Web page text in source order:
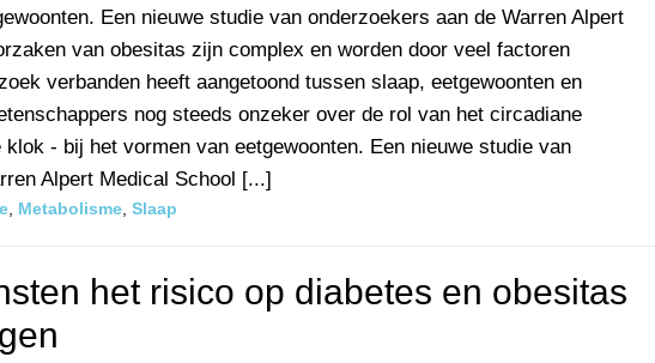
Een nieuwe studie van onderzoekers aan de Warren Alpert
van obesitas zijn complex en worden door veel factoren
verbanden heeft aangetoond tussen slaap, eetgewoonten en
nog steeds onzeker over de rol van het circadiane
- bij het vormen van eetgewoonten. Een nieuwe studie van
Alpert Medical School [...]
Metabolisme Slaap
het risico op diabetes en obesitas